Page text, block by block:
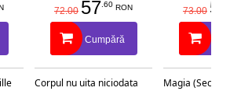
72.00 57.60 RON
Cumpără
Corpul nu uita niciodata
73.00 58
Magia